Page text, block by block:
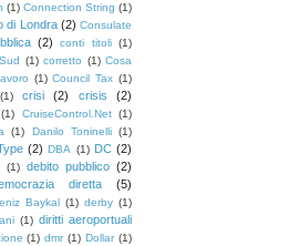
(1) Connection String (1)
di Londra (2) Consulate
(2) conti titoli (1)
(1) corretto (1) Cosa
(1) Council Tax (1)
(1) crisi (2) crisis (2)
(1) CruiseControl.Net (1)
(1) Danilo Toninelli (1)
(2) DBA (1) DC (2)
(1) debito pubblico (2)
diretta (5)
Baykal (1) derby (1)
(1) diritti aeroportuali
(1) dmr (1) Dollar (1)